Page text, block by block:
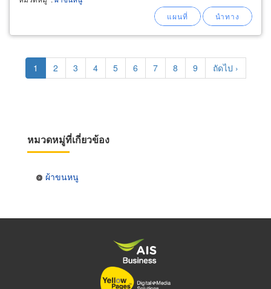
Pagination
Current
page
1 Page
2 Page
3 Page
4 Page
5 Page
6 Page
7 Page
8 Page
9
Next
page
ถัดไป ›
หมวดหมู่ที่เกี่ยวข้อง
ผ้าขนหนู